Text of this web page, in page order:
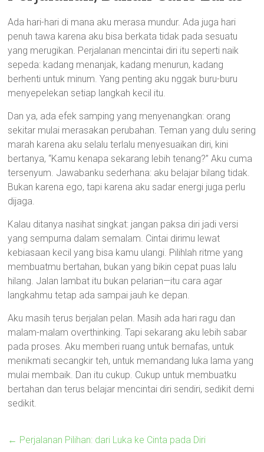
Ada hari-hari di mana aku merasa mundur. Ada juga hari
penuh tawa karena aku bisa berkata tidak pada sesuatu
yang merugikan. Perjalanan mencintai diri itu seperti naik
sepeda: kadang menanjak, kadang menurun, kadang
berhenti untuk minum. Yang penting aku nggak buru-buru
menyepelekan setiap langkah kecil itu.
Dan ya, ada efek samping yang menyenangkan: orang
sekitar mulai merasakan perubahan. Teman yang dulu sering
marah karena aku selalu terlalu menyesuaikan diri, kini
bertanya, “Kamu kenapa sekarang lebih tenang?” Aku cuma
tersenyum. Jawabanku sederhana: aku belajar bilang tidak.
Bukan karena ego, tapi karena aku sadar energi juga perlu
dijaga.
Kalau ditanya nasihat singkat: jangan paksa diri jadi versi
yang sempurna dalam semalam. Cintai dirimu lewat
kebiasaan kecil yang bisa kamu ulangi. Pilihlah ritme yang
membuatmu bertahan, bukan yang bikin cepat puas lalu
hilang. Jalan lambat itu bukan pelarian—itu cara agar
langkahmu tetap ada sampai jauh ke depan.
Aku masih terus berjalan pelan. Masih ada hari ragu dan
malam-malam overthinking. Tapi sekarang aku lebih sabar
pada proses. Aku memberi ruang untuk bernafas, untuk
menikmati secangkir teh, untuk memandang luka lama yang
mulai membaik. Dan itu cukup. Cukup untuk membuatku
bertahan dan terus belajar mencintai diri sendiri, sedikit demi
sedikit.
← Perjalanan Pilihan: dari Luka ke Cinta pada Diri